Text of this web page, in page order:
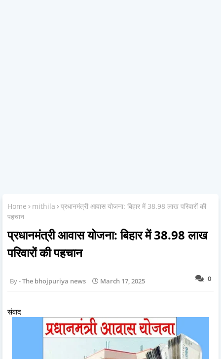
Home mithila
प्रधानमंत्री आवास योजना: बिहार में 38.98 लाख परिवारों की
पहचान
प्रधानमंत्री आवास योजना: बिहार में 38.98 लाख
परिवारों की पहचान
0
The bhojpuriya news March 17, 2025
संवाद